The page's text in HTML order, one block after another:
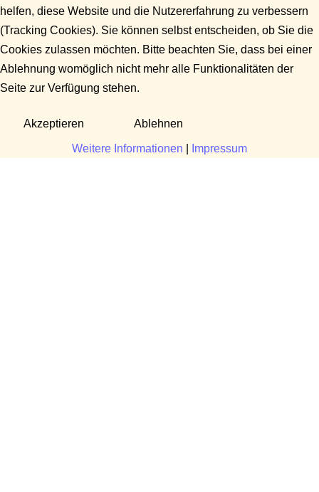
helfen, diese Website und die Nutzererfahrung zu verbessern
(Tracking Cookies). Sie können selbst entscheiden, ob Sie die
Cookies zulassen möchten. Bitte beachten Sie, dass bei einer
Ablehnung womöglich nicht mehr alle Funktionalitäten der
Seite zur Verfügung stehen.
Akzeptieren Ablehnen
Weitere Informationen Impressum